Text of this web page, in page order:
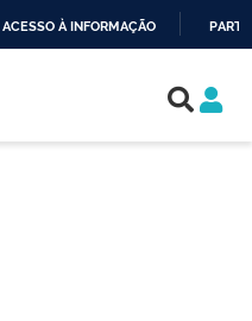
ACESSO À INFORMAÇÃO